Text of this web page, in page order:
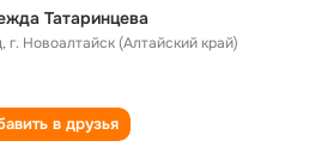
Татаринцева
,г. Новоалтайск (Алтайский край)
в друзья